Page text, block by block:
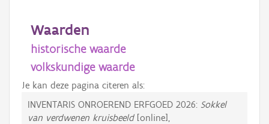
Waarden
historische waarde
volkskundige waarde
Je kan deze pagina citeren als:
INVENTARIS ONROEREND ERFGOED 2026: Sokkel
van verdwenen kruisbeeld[online],